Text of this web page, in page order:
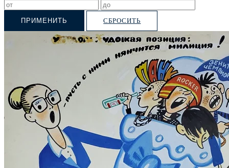
ПРИМЕНИТЬ СБРОСИТЬ